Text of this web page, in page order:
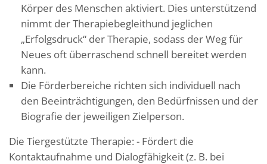
Körper des Menschen aktiviert. Dies unterstützend
nimmt der Therapiebegleithund jeglichen
„Erfolgsdruck“ der Therapie, sodass der Weg für
Neues oft überraschend schnell bereitet werden
kann.
Die Förderbereiche richten sich individuell nach
den Beeinträchtigungen, den Bedürfnissen und der
Biografie der jeweiligen Zielperson.
Die Tiergestützte Therapie: - Fördert die
Kontaktaufnahme und Dialogfähigkeit (z. B. bei